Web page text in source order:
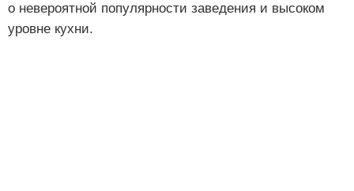
о невероятной популярности заведения и высоком
уровне кухни.